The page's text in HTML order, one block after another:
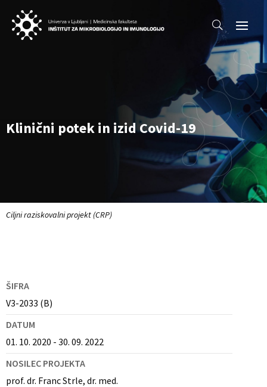
Klinični potek in izid Covid-19
Ciljni raziskovalni projekt (CRP)
ŠIFRA
V3-2033 (B)
DATUM
01. 10. 2020 - 30. 09. 2022
NOSILEC PROJEKTA
prof. dr. Franc Strle, dr. med.